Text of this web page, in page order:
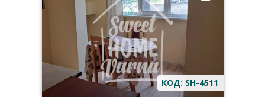
КОД: SH-4511